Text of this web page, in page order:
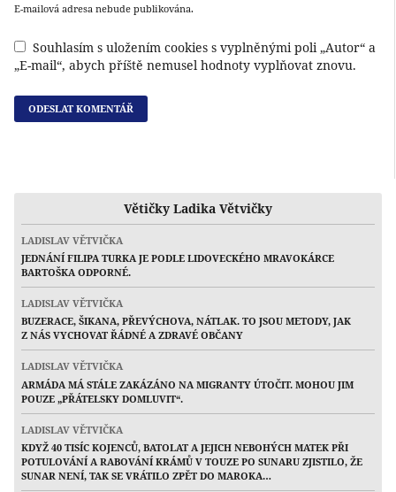
E-mailová adresa nebude publikována.
Souhlasím s uložením cookies s vyplněnými poli „Autor“ a
„E-mail“, abych příště nemusel hodnoty vyplňovat znovu.
Větičky Ladika Větvičky
LADISLAV VĚTVIČKA
JEDNÁNÍ FILIPA TURKA JE PODLE LIDOVECKÉHO MRAVOKÁRCE
BARTOŠKA ODPORNÉ.
LADISLAV VĚTVIČKA
BUZERACE, ŠIKANA, PŘEVÝCHOVA, NÁTLAK. TO JSOU METODY, JAK
Z NÁS VYCHOVAT ŘÁDNÉ A ZDRAVÉ OBČANY
LADISLAV VĚTVIČKA
ARMÁDA MÁ STÁLE ZAKÁZÁNO NA MIGRANTY ÚTOČIT. MOHOU JIM
POUZE „PŘÁTELSKY DOMLUVIT“.
LADISLAV VĚTVIČKA
KDYŽ 40 TISÍC KOJENCŮ, BATOLAT A JEJICH NEBOHÝCH MATEK PŘI
POTULOVÁNÍ A RABOVÁNÍ KRÁMŮ V TOUZE PO SUNARU ZJISTILO, ŽE
SUNAR NENÍ, TAK SE VRÁTILO ZPĚT DO MAROKA…